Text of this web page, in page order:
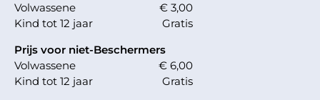
Volwassene
€ 3,00
Kind tot 12 jaar
Gratis
Prijs voor niet-Beschermers
Volwassene
€ 6,00
Kind tot 12 jaar
Gratis